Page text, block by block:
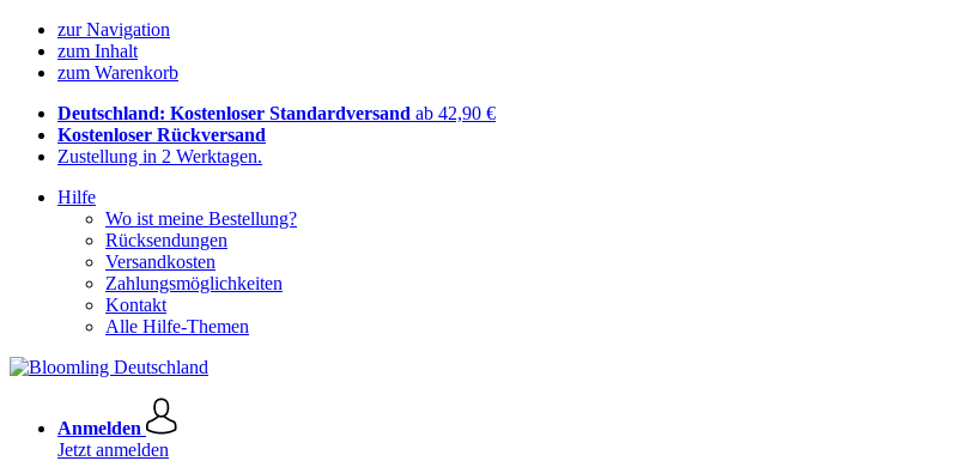
zur Navigation
zum Inhalt
zum Warenkorb
Deutschland: Kostenloser Standardversand ab 42,90 €
Kostenloser Rückversand
Zustellung in 2 Werktagen.
Hilfe
Wo ist meine Bestellung?
Rücksendungen
Versandkosten
Zahlungsmöglichkeiten
Kontakt
Alle Hilfe-Themen
Anmelden
Jetzt anmelden